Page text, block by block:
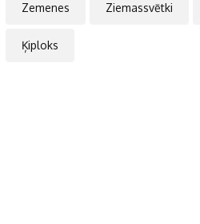
Zemenes Ziemassvētki
Ķiploks